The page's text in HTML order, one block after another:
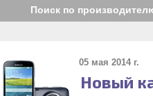
Поиск по
05 мая 2014 г.
Новый